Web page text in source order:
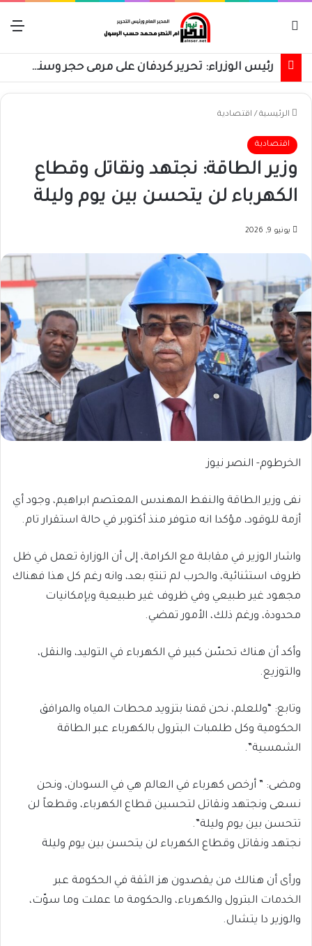
رئيس الوزراء: تحرير كردفان على مرمى حجر وسنسترد كل شبر
الرئيسية / اقتصادية
اقتصادية
وزير الطاقة: نجتهد ونقاتل وقطاع
الكهرباء لن يتحسن بين يوم وليلة
يونيو 9, 2026
الخرطوم- النصر نيوز
نفى وزير الطاقة والنفط المهندس المعتصم ابراهيم، وجود أي
أزمة للوقود، مؤكدا انه متوفر منذ أكتوبر في حالة استقرار تام.
واشار الوزير في مقابلة مع الكرامة، إلى أن الوزارة تعمل في ظل
ظروف استثنائية، والحرب لم تنتهِ بعد، وانه رغم كل هذا فهناك
مجهود غير طبيعي وفي ظروف غير طبيعية وبإمكانيات
محدودة، ورغم ذلك، الأمور تمضي.
وأكد أن هناك تحسّن كبير في الكهرباء في التوليد، والنقل،
والتوزيع.
وتابع: “وللعلم، نحن قمنا بتزويد محطات المياه والمرافق
الحكومية وكل طلمبات البترول بالكهرباء عبر الطاقة
الشمسية”.
ومضى: ” أرخص كهرباء في العالم هي في السودان، ونحن
نسعى ونجتهد ونقاتل لتحسين قطاع الكهرباء، وقطعاً لن
تتحسن بين يوم وليلة”.
نجتهد ونقاتل وقطاع الكهرباء لن يتحسن بين يوم وليلة
ورأى أن هنالك من يقصدون هز الثقة في الحكومة عبر
الخدمات البترول والكهرباء، والحكومة ما عملت وما سوّت،
والوزير دا يتشال.